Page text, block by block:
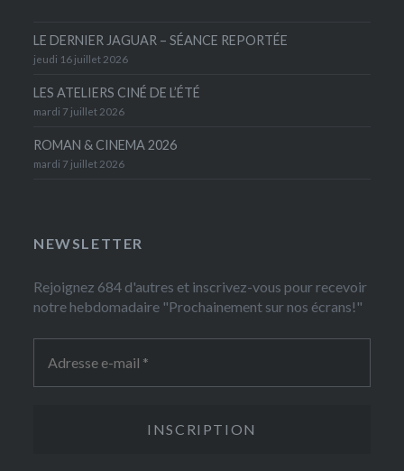
LE DERNIER JAGUAR – SÉANCE REPORTÉE
jeudi 16 juillet 2026
LES ATELIERS CINÉ DE L’ÉTÉ
mardi 7 juillet 2026
ROMAN & CINEMA 2026
mardi 7 juillet 2026
NEWSLETTER
Rejoignez 684 d'autres et inscrivez-vous pour recevoir
notre hebdomadaire "Prochainement sur nos écrans!"